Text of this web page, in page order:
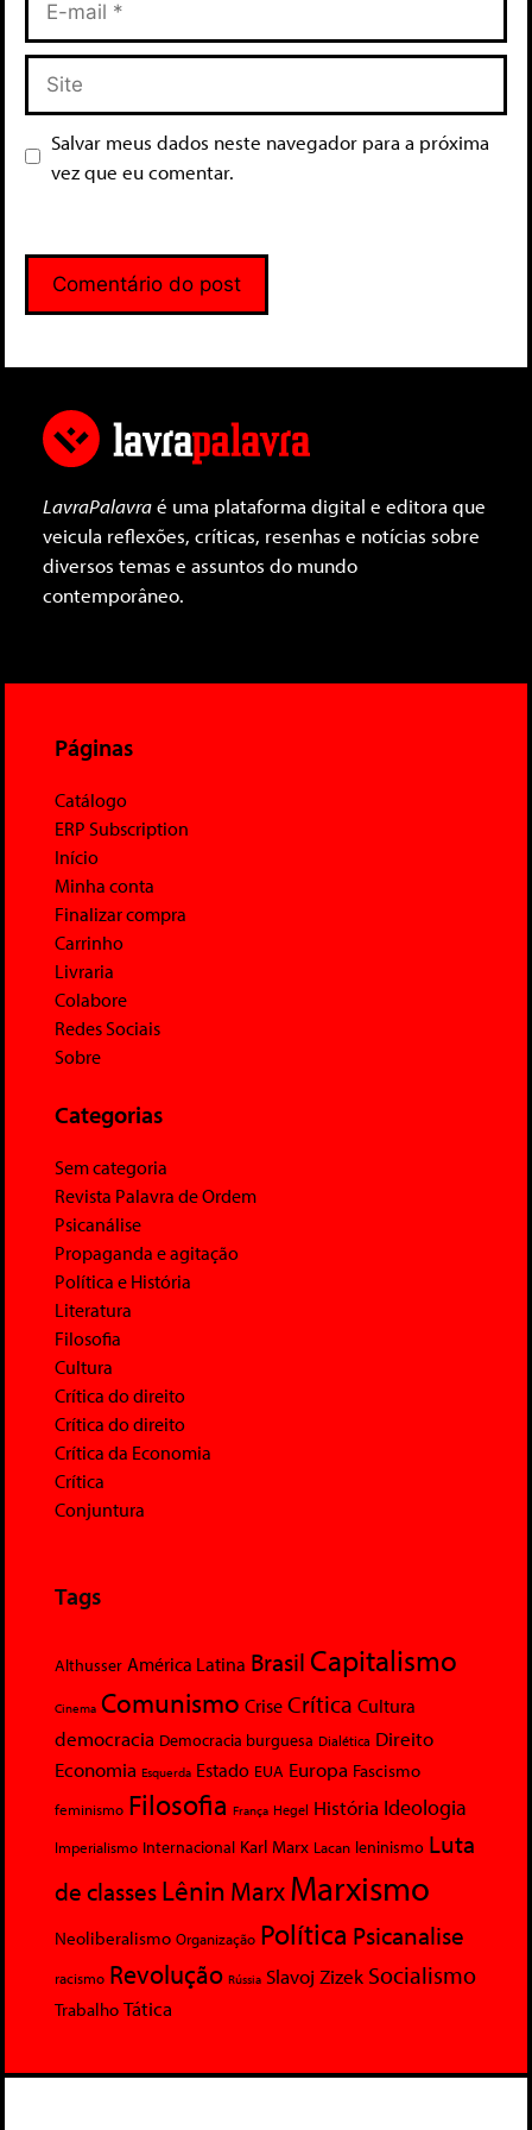
Salvar meus dados neste navegador para a próxima
vez que eu comentar.
LavraPalavraé uma plataforma digital e editora que
veicula reflexões, críticas, resenhas e notícias sobre
diversos temas e assuntos do mundo
contemporâneo.
Páginas
Catálogo
ERP Subscription
Início
Minha conta
Finalizar compra
Carrinho
Livraria
Colabore
Redes Sociais
Sobre
Categorias
Sem categoria
Revista Palavra de Ordem
Psicanálise
Propaganda e agitação
Política e História
Literatura
Filosofia
Cultura
Crítica do direito
Crítica do direito
Crítica da Economia
Crítica
Conjuntura
Tags
Althusser América Latina Brasil Capitalismo
Cinema Comunismo Crise Crítica Cultura
democracia Democracia burguesa Dialética Direito
Economia Esquerda Estado EUA Europa Fascismo
feminismo Filosofia França Hegel História Ideologia
Imperialismo Internacional Karl Marx Lacan leninismo Luta
de classesLênin MarxMarxismo
Neoliberalismo Organização Política Psicanalise
racismo Revolução Rússia Slavoj Zizek Socialismo
Trabalho Tática